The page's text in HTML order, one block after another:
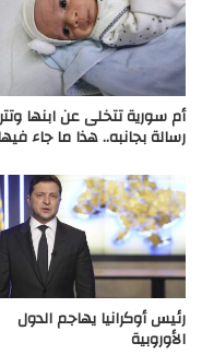
أم سورية تتخلى عن ابنها
رسالة بجانبه.. هذا ما جاء
رئيس أوكرانيا يهاجم الدول
الأوروبية